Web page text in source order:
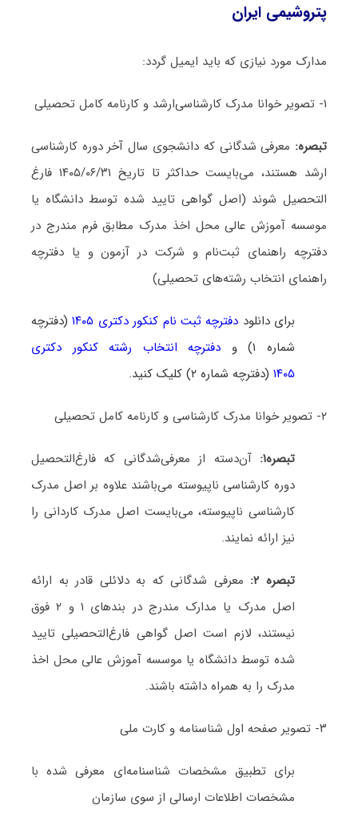
پتروشیمی ایران
مدارک مورد نیازی که باید ایمیل گردد:
۱- تصویر خوانا مدرک کارشناسی‌ارشد و کارنامه کامل تحصیلی
تبصره: معرفی شدگانی که دانشجوی سال آخر دوره کارشناسی
ارشد هستند، می‌بایست حداکثر تا تاریخ ۱۴۰۵/۰۶/۳۱ فارغ
التحصیل شوند (اصل گواهی تایید شده توسط دانشگاه یا
موسسه آموزش عالی محل اخذ مدرک مطابق فرم مندرج در
دفترچه راهنمای ثبت‌نام و شرکت در آزمون و یا دفترچه
راهنمای انتخاب رشته‌های تحصیلی)
برای دانلود دفترچه ثبت نام کنکور دکتری ۱۴۰۵
(دفترچه
شماره ۱) و
دفترچه انتخاب رشته کنکور دکتری
۱۴۰۵ (دفترچه شماره ۲) کلیک کنید.
۲- تصویر خوانا مدرک کارشناسی و کارنامه کامل تحصیلی
تبصره۱:
آن‌دسته از معرفی‌شدگانی که فارغ‌التحصیل
دوره کارشناسی ناپیوسته می‌باشند علاوه بر اصل مدرک
کارشناسی ناپیوسته، می‌بایست اصل مدرک کاردانی را
نیز ارائه نمایند.
تبصره ۲:
معرفی شدگانی که به دلائلی قادر به ارائه
اصل مدرک یا مدارک مندرج در بندهای ۱ و ۲ فوق
نیستند، لازم است اصل گواهی فارغ‌التحصیلی تایید
شده توسط دانشگاه یا موسسه آموزش عالی محل اخذ
مدرک را به همراه داشته باشند.
۳- تصویر صفحه اول شناسنامه و کارت ملی
برای تطبیق مشخصات شناسنامه‌ای معرفی شده با
مشخصات اطلاعات ارسالی از سوی سازمان